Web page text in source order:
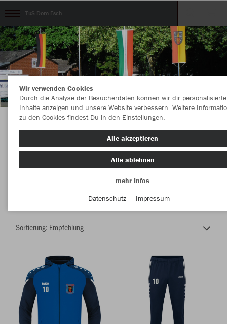
TuS Dom Esch
Herzlich Willkommen im Teamshop TuS Dom
Esch
Wir verwenden Cookies
Durch die Analyse der Besucherdaten können wir dir personalisierte
Inhalte anzeigen und unsere Website verbessern. Weitere
zu den Cookies findest Du in den Einstellungen.
Alle akzeptieren
Alle ablehnen
mehr Infos
Datenschutz
Impressum